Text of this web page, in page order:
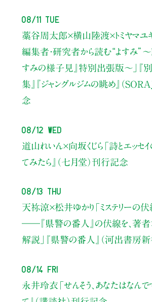
08/11 Tue
藁谷周太郎×横山陸渡×トミヤマユ
編集者・研究者から読む“よすみ”
すみの様子見』特別出張版〜」
『
集』『ジャングルジムの眺め』（
念
08/12 Wed
道山れいん×向坂くじら 「詩とエッセ
てみたら』（七月堂）刊行記念
08/13 Thu
天祢涼×松井ゆかり 「ミステリーの
――『県警の番人』の伏線を、著
解説」
『県警の番人』（河出書房
08/14 Fri
永井玲衣 「せんそう、あなたはなんで